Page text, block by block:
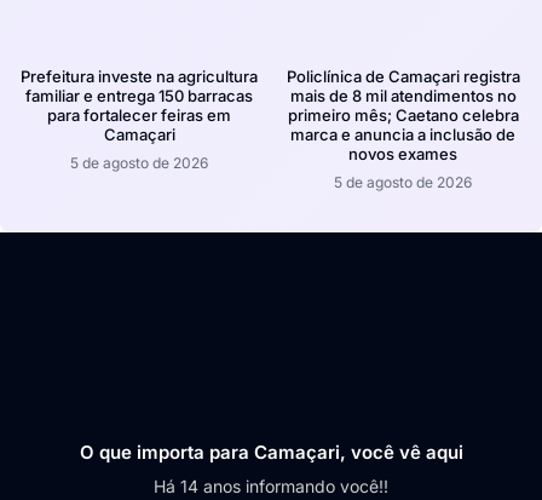
Prefeitura investe na agricultura
familiar e entrega 150 barracas
para fortalecer feiras em
Camaçari
5 de agosto de 2026
Policlínica de Camaçari registra
mais de 8 mil atendimentos no
primeiro mês; Caetano celebra
marca e anuncia a inclusão de
novos exames
5 de agosto de 2026
O que importa para Camaçari, você vê aqui
Há 14 anos informando você!!